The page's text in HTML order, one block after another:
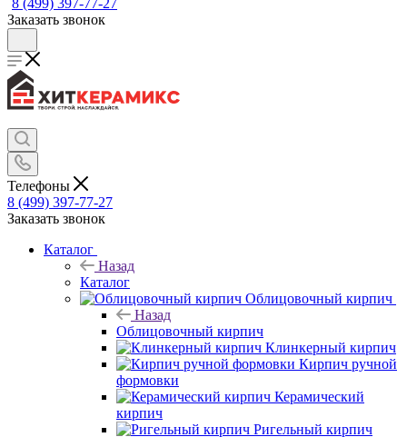
Заказать звонок
Телефоны
8 (499) 397-77-27
Заказать звонок
Каталог
Назад
Каталог
Облицовочный кирпич
Назад
Облицовочный кирпич
Клинкерный кирпич
Кирпич ручной
формовки
Керамический
кирпич
Ригельный кирпич